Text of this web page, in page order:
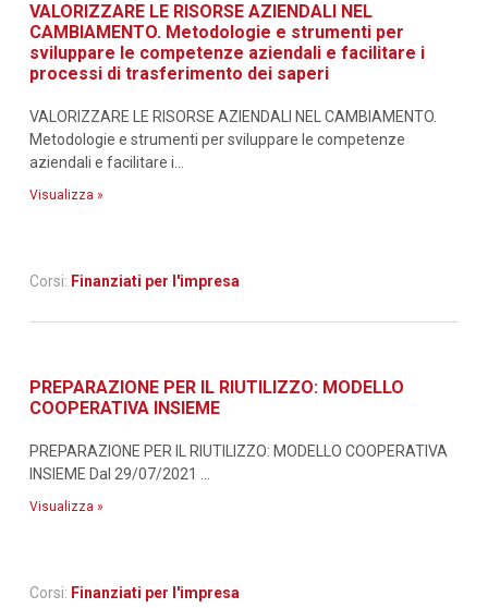
VALORIZZARE LE RISORSE AZIENDALI NEL
CAMBIAMENTO. Metodologie e strumenti per
sviluppare le competenze aziendali e facilitare i
processi di trasferimento dei saperi
VALORIZZARE LE RISORSE AZIENDALI NEL CAMBIAMENTO.
Metodologie e strumenti per sviluppare le competenze
aziendali e facilitare i...
Visualizza »
Corsi: Finanziati per l'impresa
PREPARAZIONE PER IL RIUTILIZZO: MODELLO
COOPERATIVA INSIEME
PREPARAZIONE PER IL RIUTILIZZO: MODELLO COOPERATIVA
INSIEME Dal 29/07/2021 ...
Visualizza »
Corsi: Finanziati per l'impresa